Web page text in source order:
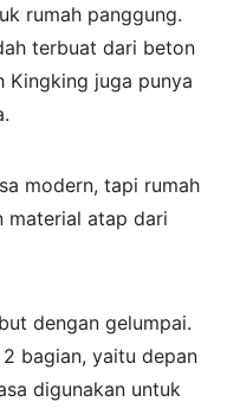
rumah panggung.
terbuat dari beton
Kingking juga punya
modern, tapi rumah
material atap dari
dengan gelumpai.
bagian, yaitu depan
digunakan untuk